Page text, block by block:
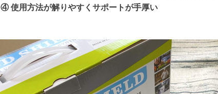
④ 使用方法が解りやすくサポートが手厚い